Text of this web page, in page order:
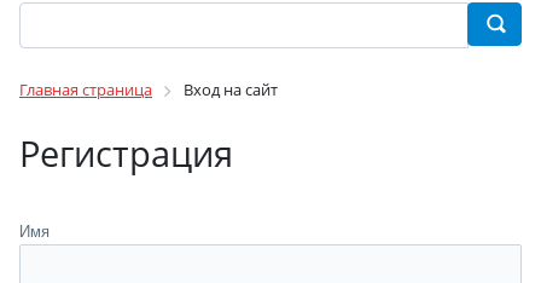
Главная страница Вход на сайт
Регистрация
Имя